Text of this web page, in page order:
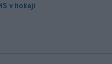
v hokeji